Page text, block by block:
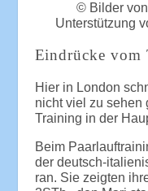
© Bilder
Unterstützung
Eindrücke vom
Hier in London
nicht viel zu sehen
Training in der
Beim
der deutsch-
ran. Sie zeigten